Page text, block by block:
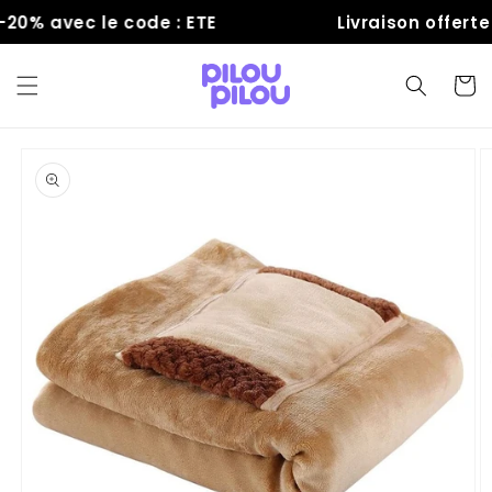
passer
au
avec le code : ETE Livraison offerte
Panier
informations
produits